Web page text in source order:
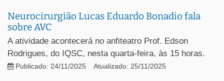
Neurocirurgião Lucas Eduardo Bonadio fala
sobre AVC
A atividade acontecerá no anfiteatro Prof. Edson
Rodrigues, do IQSC, nesta quarta-feira, às 15 horas.
Publicado: 24/11/2025 Atualizado: 25/11/2025